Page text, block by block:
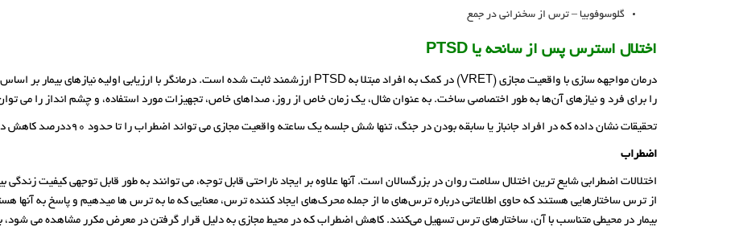
گلوسوفوبیا – ترس از سخنرانی در جمع
اختلال استرس پس از سانحه یا PTSD
را برای فرد و نیازهای آن‌ها به طور اختصاصی ساخت. به عنوان مثال، یک زمان خاص از روز، صداهای خاص، تجهیزات مورد استفاده، و چشم انداز را می
تحقیقات نشان داده که در افراد جانباز یا سابقه بودن در جنگ، تنها شش جلسه یک ساعته واقعیت مجازی می تواند اضطراب را تا حدود 90ددرصد کاهش دهد.
اضطراب
اختلالات اضطرابی شایع ترین اختلال سلامت روان در بزرگسالان است. آنها علاوه بر ایجاد ناراحتی قابل توجه، می توانند به طور قابل توجهی کیفیت
بیمار در محیطی متناسب با آن، ساختارهای ترس تسهیل می‌کنند. کاهش اضطراب که در محیط مجازی به دلیل قرار گرفتن در معرض مکرر مشاهده می شود،